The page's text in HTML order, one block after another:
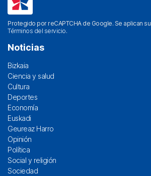
Protegido por reCAPTCHA de Google. Se aplican su
Términos del servicio.
Noticias
Bizkaia
Ciencia y salud
Cultura
Deportes
Economía
Euskadi
Geureaz Harro
Opinión
Política
Social y religión
Sociedad